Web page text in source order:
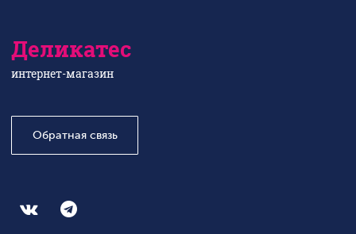
Деликатес
интернет-магазин
Обратная связь